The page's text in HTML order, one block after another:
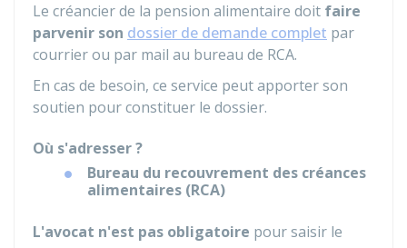
Le créancier de la pension alimentaire doit faire
parvenir son dossier de demande complet par
courrier ou par mail au bureau de RCA.
En cas de besoin, ce service peut apporter son
soutien pour constituer le dossier.
Où s'adresser ?
Bureau du recouvrement des créances
alimentaires (RCA)
L'avocat n'est pas obligatoire pour saisir le